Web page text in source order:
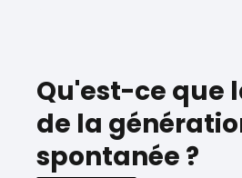
Qu'est-ce que
de la
spontanée ?